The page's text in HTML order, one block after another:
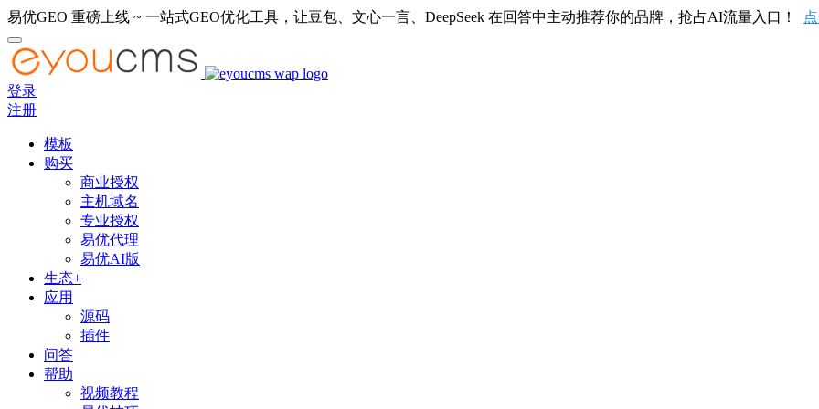
易优GEO 重磅上线 ~ 一站式GEO优化工具，让豆包、文心一言、DeepSeek 在回答中主动推荐你的品牌，抢占AI流量入口！
登录
注册
模板
购买
商业授权
主机域名
专业授权
易优代理
易优AI版
生态+
应用
源码
插件
问答
帮助
视频教程